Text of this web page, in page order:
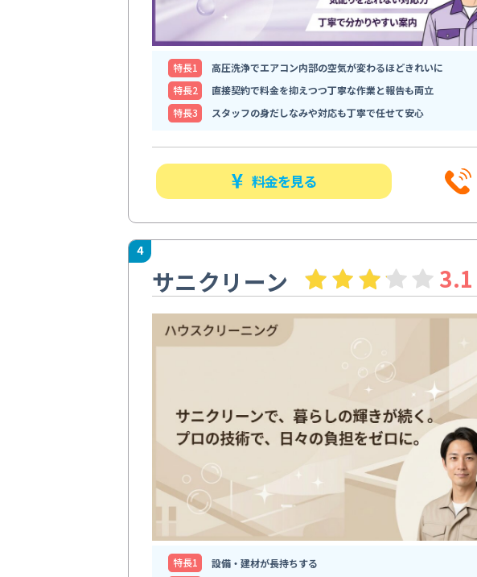
特⻑1
高圧洗浄でエアコン内部の空気が変わるほどきれいに
特⻑2
直接契約で料金を抑えつつ丁寧な作業と報告も両立
特⻑3
スタッフの身だしなみや対応も丁寧で任せて安心
料金を見る
4
サニクリーン 3.1
特⻑1
設備・建材が長持ちする